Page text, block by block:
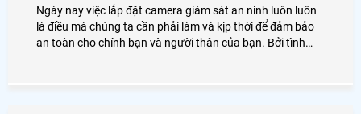
Ngày nay việc lắp đặt camera giám sát an ninh luôn luôn
là điều mà chúng ta cần phải làm và kịp thời để đảm bảo
an toàn cho chính bạn và người thân của bạn. Bởi tình